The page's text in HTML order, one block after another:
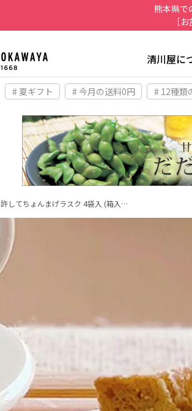
熊本県で
［
清川屋に
# 夏ギフト # 今月の送料0円 # 12種類
許してちょんまげラスク 4袋入 (箱入…